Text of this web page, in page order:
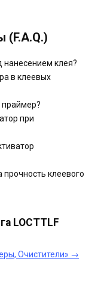
(F.A.Q.)
клея?
в клеевых
праймер?
при
клеевого
LOCTTLF
Очистители» →